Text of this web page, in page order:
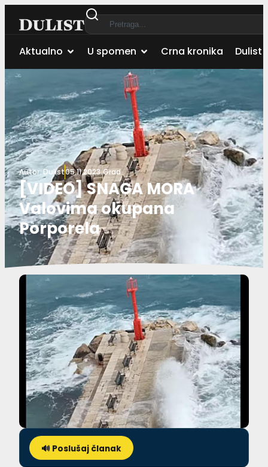
Aktualno U spomen Crna kronika Dulist
Autor:Dulist05.11.2023.Grad
[VIDEO] SNAGA MORA
Valovima okupana
Porporela
🔊 Poslušaj članak